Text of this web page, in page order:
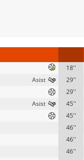
18''
29''
29''
45''
45''
46''
46''
46''